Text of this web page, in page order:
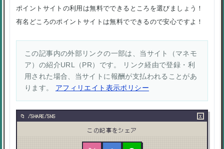
ポイントサイトの利用は無料でできるところを選びましょう！
有名どころのポイントサイトは無料でできるので安心ですよ！
この記事内の外部リンクの一部は、当サイト（マネモ
ア）の紹介URL（PR）です。 リンク経由で登録・利
用された場合、当サイトに報酬が支払われることがあ
ります。 アフィリエイト表示ポリシー
/SHARE/SNS ×
この記事をシェア